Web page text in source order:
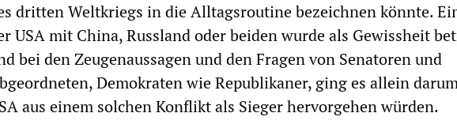
dritten Weltkriegs in die Alltagsroutine bezeichnen könnte.
USA mit China, Russland oder beiden wurde als Gewissheit
bei den Zeugenaussagen und den Fragen von Senatoren und
Demokraten wie Republikaner, ging es allein
aus einem solchen Konflikt als Sieger hervorgehen würden.